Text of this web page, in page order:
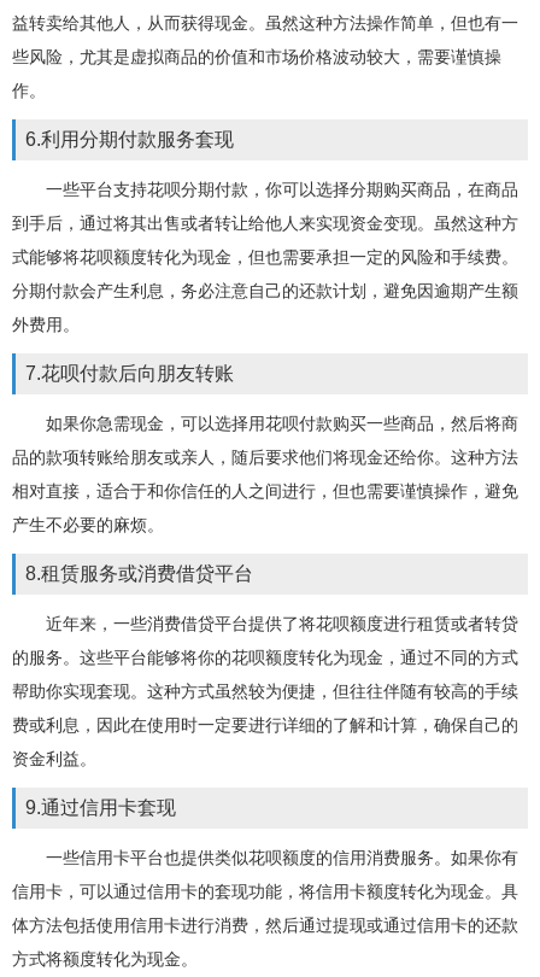
益转卖给其他人，从而获得现金。虽然这种方法操作简单，但也有一
些风险，尤其是虚拟商品的价值和市场价格波动较大，需要谨慎操
作。
6.利用分期付款服务套现
一些平台支持花呗分期付款，你可以选择分期购买商品，在商品
到手后，通过将其出售或者转让给他人来实现资金变现。虽然这种方
式能够将花呗额度转化为现金，但也需要承担一定的风险和手续费。
分期付款会产生利息，务必注意自己的还款计划，避免因逾期产生额
外费用。
7.花呗付款后向朋友转账
如果你急需现金，可以选择用花呗付款购买一些商品，然后将商
品的款项转账给朋友或亲人，随后要求他们将现金还给你。这种方法
相对直接，适合于和你信任的人之间进行，但也需要谨慎操作，避免
产生不必要的麻烦。
8.租赁服务或消费借贷平台
近年来，一些消费借贷平台提供了将花呗额度进行租赁或者转贷
的服务。这些平台能够将你的花呗额度转化为现金，通过不同的方式
帮助你实现套现。这种方式虽然较为便捷，但往往伴随有较高的手续
费或利息，因此在使用时一定要进行详细的了解和计算，确保自己的
资金利益。
9.通过信用卡套现
一些信用卡平台也提供类似花呗额度的信用消费服务。如果你有
信用卡，可以通过信用卡的套现功能，将信用卡额度转化为现金。具
体方法包括使用信用卡进行消费，然后通过提现或通过信用卡的还款
方式将额度转化为现金。